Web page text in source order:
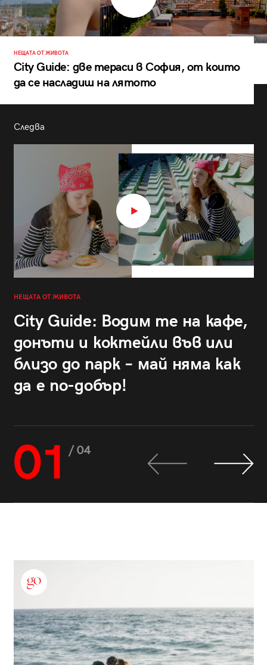
НЕЩАТА ОТ ЖИВОТА
City Guide: две тераси в София, от които
да се насладиш на лятото
Следва
НЕЩАТА ОТ ЖИВОТА
City Guide: Водим те на кафе,
донъти и коктейли във или
близо до парк – май няма как
да е по-добър!
01 / 04